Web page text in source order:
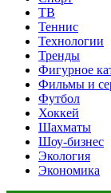
ТВ
Теннис
Технологии
Тренды
Фигурное
Фильмы и
Футбол
Хоккей
Шахматы
Шоу-бизнес
Экология
Экономика